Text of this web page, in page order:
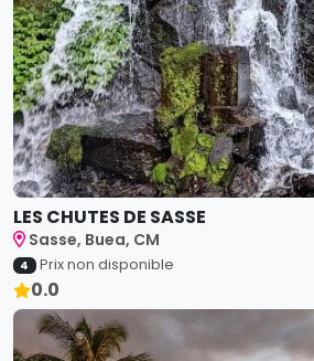
LES CHUTES DE SASSE
Sasse, Buea, CM
4 Prix non disponible
0.0